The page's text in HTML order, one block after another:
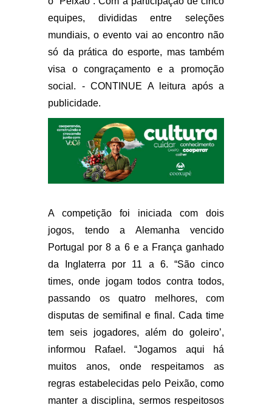
equipes, divididas entre seleções
mundiais, o evento vai ao encontro não
só da prática do esporte, mas também
visa o congraçamento e a promoção
social. - CONTINUE A leitura após a
publicidade.
A competição foi iniciada com dois
jogos, tendo a Alemanha vencido
Portugal por 8 a 6 e a França ganhado
da Inglaterra por 11 a 6. “São cinco
times, onde jogam todos contra todos,
passando os quatro melhores, com
disputas de semifinal e final. Cada time
tem seis jogadores, além do goleiro’,
informou Rafael. “Jogamos aqui há
muitos anos, onde respeitamos as
regras estabelecidas pelo Peixão, como
manter a disciplina, sermos respeitosos